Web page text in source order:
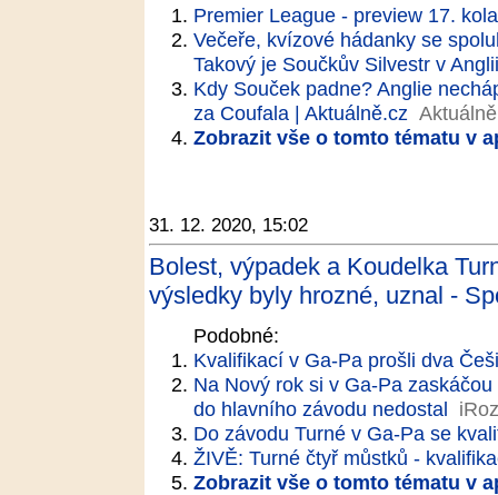
Premier League - preview 17. kola
Večeře, kvízové hádanky se
Takový je Součkův Silvestr v Anglii
Kdy Souček padne? Anglie
za Coufala | Aktuálně.cz
Zobrazit vše o tomto tématu v
31. 12. 2020, 15:02
Bolest, výpadek a Koudelka
výsledky byly hrozné, uznal -
Podobné:
Kvalifikací v Ga-Pa prošli dva
Na Nový rok si v Ga-Pa
do hlavního závodu nedostal
Do závodu Turné v Ga-Pa se
ŽIVĚ: Turné čtyř můstků -
Zobrazit vše o tomto tématu v